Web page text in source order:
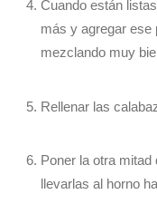
Cuando están
más y agregar ese
mezclando muy
Rellenar las
Poner la otra
llevarlas al horno